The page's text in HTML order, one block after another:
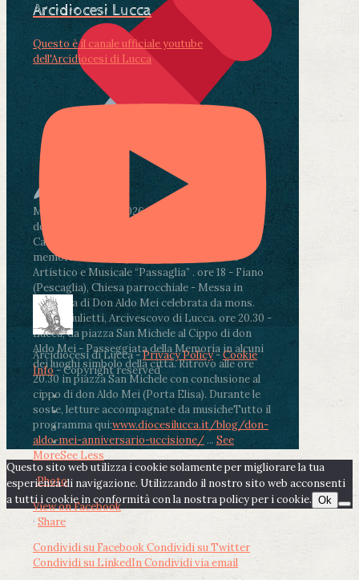
Martedì 4 agosto2026ore 11:30 - Lucca, Scuola
dell’Infanzia don Aldo Mei - Viale Castruccio
Castracani 435 - Inaugurazione murales in
memoria di don Aldo Mei curato dal Liceo
Artistico e Musicale “Passaglia” . ore 18 - Fiano
(Pescaglia), Chiesa parrocchiale - Messa in
memoria di Don Aldo Mei celebrata da mons.
Paolo Giulietti, Arcivescovo di Lucca. ore 20.30 -
Lucca, da piazza San Michele al Cippo di don
Aldo Mei - Passeggiata della Memoria in alcuni
dei luoghi simbolo della città. Ritrovo alle ore
20.30 in piazza San Michele con conclusione al
cippo di don Aldo Mei (Porta Elisa). Durante le
soste, letture accompagnate da musicheTutto il
programma qui:www.diocesilucca.it/blog/don-
aldo-mei-anniversario-uccisione/ ... See
MoreSee Less
Photo
View on Facebook
· Share
Condividi su FacebookCondividi su Twitter
Condividi su LinkedInCondividi via email
Arcidiocesi Lucca
Questo è il canale ufficiale youtube
dell'Arcidiocesi di Lucca
Arcidiocesi di Lucca -Privacy Policy-Cookie
Info- Copyright reserved
Questo sito web utilizza i cookie solamente per migliorare la tua
esperienza di navigazione. Utilizzando il nostro sito web acconsenti
a tutti i cookie in conformità con la nostra policy per i cookie. Ok